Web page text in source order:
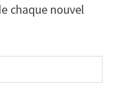
chaque nouvel